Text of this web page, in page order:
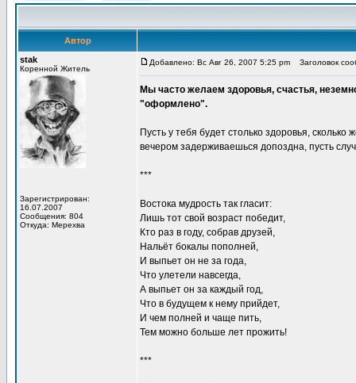
Автор
stak
Коренной Житель
Зарегистрирован:
16.07.2007
Сообщения: 804
Откуда: Мерехва
Добавлено: Вс Авг 26, 2007 5:25 pm Заголовок
Мы часто желаем здоровья, счастья,
"оформлено".
Пyсть y тебя бyдет столько здоровья,
вечером задерживаешься допоздна, пyсть
***
Востока мудрость так гласит:
Лишь тот свой возраст победит,
Кто раз в году, собрав друзей,
Нальёт бокалы пополней,
И выпьет он не за года,
Что улетели навсегда,
А выпьет он за каждый год,
Что в будущем к нему прийдет,
И чем полней и чаще пить,
Тем можно больше лет прожить!
***